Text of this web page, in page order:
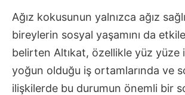
Ağız kokusunun yalnızca ağız
bireylerin sosyal yaşamını da
belirten Altıkat, özellikle yüz yüze
yoğun olduğu iş ortamlarında ve
ilişkilerde bu durumun önemli bir